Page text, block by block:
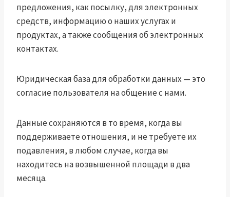
предложения, как посылку, для электронных
средств, информацию о наших услугах и
продуктах, а также сообщения об электронных
контактах.
Юридическая база для обработки данных — это
согласие пользователя на общение с нами.
Данные сохраняются в то время, когда вы
поддерживаете отношения, и не требуете их
подавления, в любом случае, когда вы
находитесь на возвышенной площади в два
месяца.